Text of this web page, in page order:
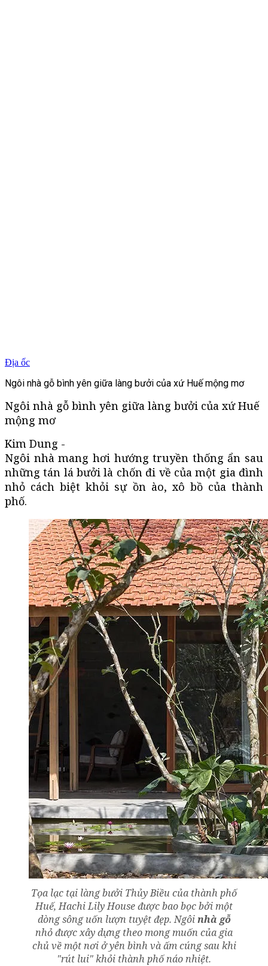
Địa ốc
Ngôi nhà gỗ bình yên giữa làng bưởi của xứ Huế mộng mơ
Ngôi nhà gỗ bình yên giữa làng bưởi của xứ Huế
mộng mơ
Kim Dung -
Ngôi nhà mang hơi hướng truyền thống ẩn sau
những tán lá bưởi là chốn đi về của một gia đình
nhỏ cách biệt khỏi sự ồn ào, xô bồ của thành
phố.
Tọa lạc tại làng bưởi Thủy Biều của thành phố
Huế, Hachi Lily House được bao bọc bởi một
dòng sông uốn lượn tuyệt đẹp. Ngôinhà gỗ
nhỏ được xây dựng theo mong muốn của gia
chủ về một nơi ở yên bình và ấm cúng sau khi
"rút lui" khỏi thành phố náo nhiệt.